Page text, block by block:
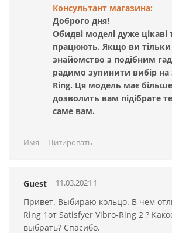
материал, неприхотливый в уходе
полностью водонепроницаемый —
даже под водой (класс защиты IPX7);
сдержанный и стильный дизайн
размеры: длина - 5,5 см,
(при этом хорошо
большинство стандартных размеров).
сеанс. Если это Ваш первый опыт, то
временем в 10-15 минут (постепенно
увеличить до 30 минут).
Консультант магазина:
Доброго дня!
Обидві моделі дуже цікаві
працюють. Якщо ви тільки
знайомство з подібним
радимо зупинити вибір на
Ring. Ця модель має
дозволить вам підібрате
саме вам.
Имя Цитировать
Guest 11.03.2021 14:34:35
Привет. Выбираю кольцо. В чем
Ring 1от Satisfyer Vibro-Ring 2 ?
выбрать? Спасибо.